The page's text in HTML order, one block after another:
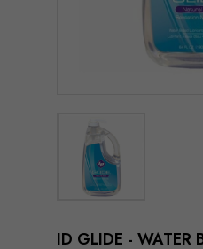
ID GLIDE - WATER